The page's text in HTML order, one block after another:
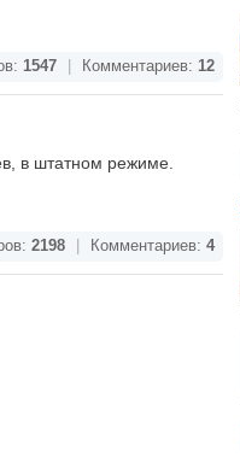
1547 Комментариев: 12
в штатном режиме.
2198 Комментариев: 4